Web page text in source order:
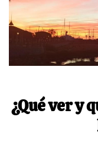
¿Qué ver y